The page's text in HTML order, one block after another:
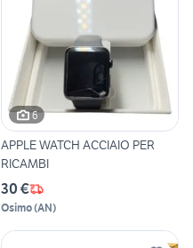
6
APPLE WATCH ACCIAIO PER
RICAMBI
30 €
Osimo(AN)